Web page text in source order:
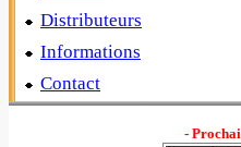
Distributeurs
Informations
Contact
-